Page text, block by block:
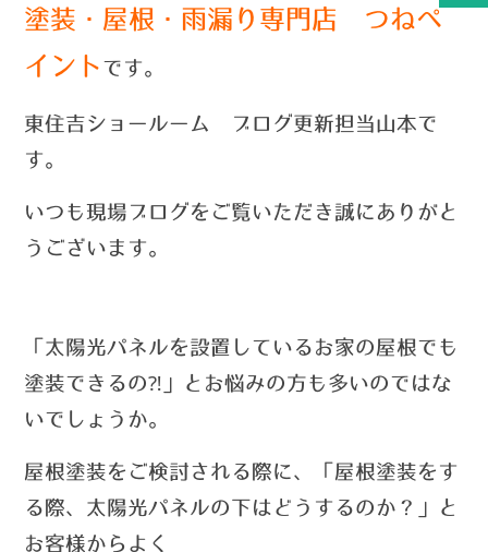
塗装・屋根・雨漏り専門店 つねペ
イント です。
東住吉ショールーム ブログ更新担当山本で
す。
いつ も現場ブログをご覧いただき誠にありがと
うございます。
「太陽光パネルを設置しているお家の屋根でも
塗装できるの⁈」とお悩みの方も多いのではな
いでしょうか。
屋根塗装をご検討される際に、
「屋根塗装をす
る際、太陽光パネルの下はどうするのか？」と
お客様からよく